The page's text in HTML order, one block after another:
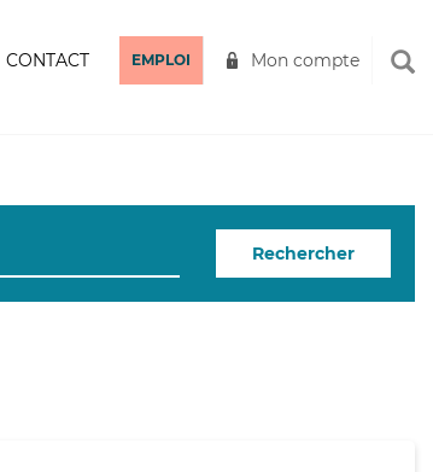
CONTACT EMPLOI Mon compte
Rechercher